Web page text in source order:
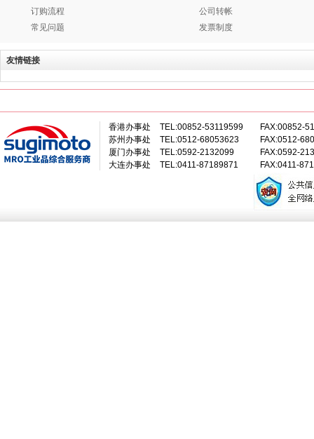
订购流程
常见问题
公司转帐
发票制度
友情链接
香港办事处
苏州办事处
厦门办事处
大连办事处
TEL:00852-53119599
TEL:0512-68053623
TEL:0592-2132099
TEL:0411-87189871
FAX:00852-
FAX:0512-
FAX:0592-
FAX:0411-